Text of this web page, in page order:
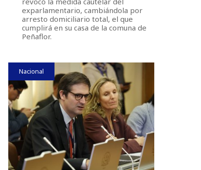
exparlamentario, cambiándola por
arresto domiciliario total, el que
cumplirá en su casa de la comuna de
Peñaflor.
Nacional